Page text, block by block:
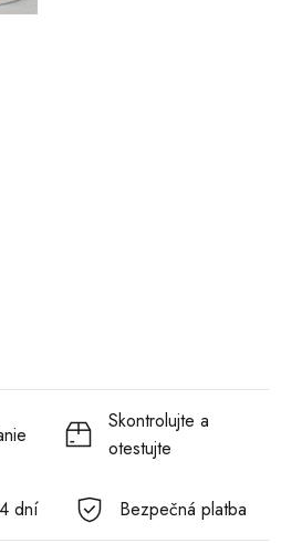
Skontrolujte a
otestujte
dní Bezpečná platba